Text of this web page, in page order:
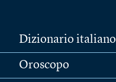
Dizionario italiano
Oroscopo